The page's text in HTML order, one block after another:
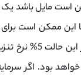
ممکن است برای
قابل قبول نباشد.
بود. اگر